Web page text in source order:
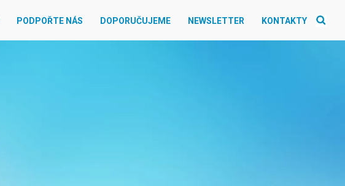
PODPOŘTE NÁS DOPORUČUJEME NEWSLETTER KONTAKTY